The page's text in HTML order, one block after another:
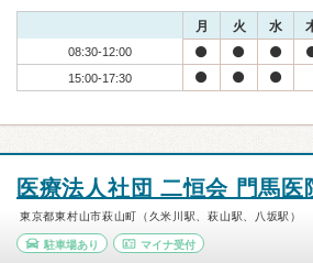
月 火 水
08:30-12:00
15:00-17:30
医療法人社団 二恒会 門馬医
東京都東村山市萩山町（久米川駅、萩山駅、八坂駅）
駐車場あり マイナ受付